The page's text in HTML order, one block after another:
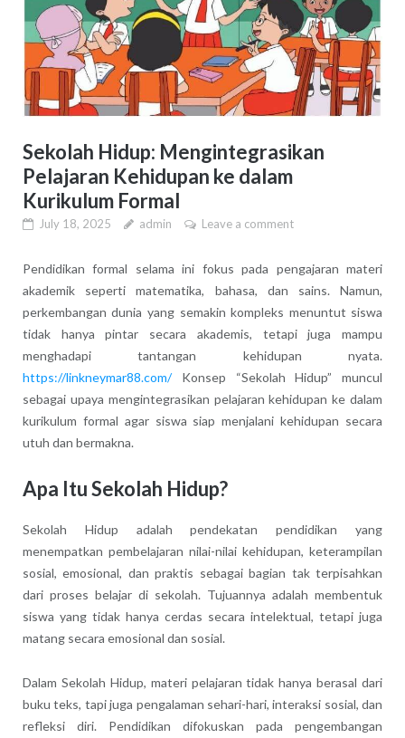
Sekolah Hidup: Mengintegrasikan
Pelajaran Kehidupan ke dalam
Kurikulum Formal
July 18, 2025 admin Leave a comment
Pendidikan formal selama ini fokus pada pengajaran materi
akademik seperti matematika, bahasa, dan sains. Namun,
perkembangan dunia yang semakin kompleks menuntut siswa
tidak hanya pintar secara akademis, tetapi juga mampu
menghadapi tantangan kehidupan nyata.
https://linkneymar88.com/Konsep “Sekolah Hidup” muncul
sebagai upaya mengintegrasikan pelajaran kehidupan ke dalam
kurikulum formal agar siswa siap menjalani kehidupan secara
utuh dan bermakna.
Apa Itu Sekolah Hidup?
Sekolah Hidup adalah pendekatan pendidikan yang
menempatkan pembelajaran nilai-nilai kehidupan, keterampilan
sosial, emosional, dan praktis sebagai bagian tak terpisahkan
dari proses belajar di sekolah. Tujuannya adalah membentuk
siswa yang tidak hanya cerdas secara intelektual, tetapi juga
matang secara emosional dan sosial.
Dalam Sekolah Hidup, materi pelajaran tidak hanya berasal dari
buku teks, tapi juga pengalaman sehari-hari, interaksi sosial, dan
refleksi diri. Pendidikan difokuskan pada pengembangan